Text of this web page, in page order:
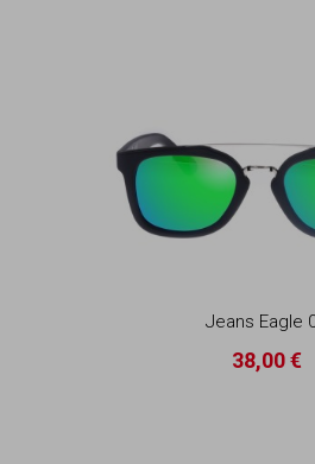
Jeans Eagle
38,00 €